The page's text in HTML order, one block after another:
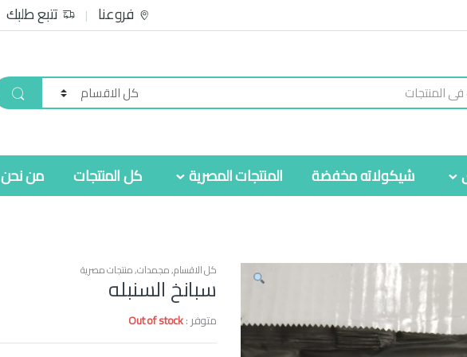
فروعنا تتبع طلبك
شيكولاته مخفضة المنتجات المصرية كل المنتجات من نحن
كل الاقسام,مجمدات,منتجات مصرية
سبانخ السنبله
متوفر :Out of stock